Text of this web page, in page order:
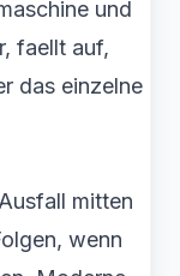
und
faellt auf,
das einzelne
mitten
wenn